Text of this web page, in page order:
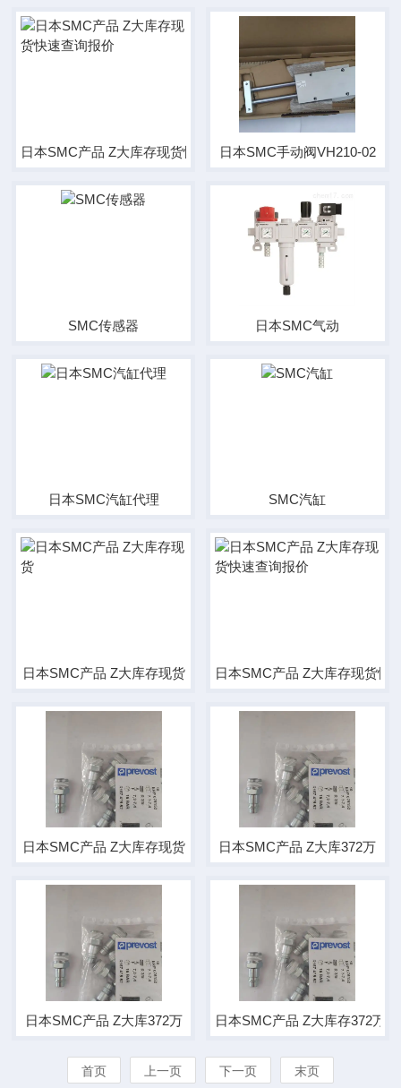
日本SMC产品 Z大库存现货快速查询报价日本SMC手动阀VH210-02
SMC传感器 日本SMC气动
日本SMC汽缸代理 SMC汽缸
日本SMC产品 Z大库存现货 日本SMC产品 Z大库存现货快
日本SMC产品 Z大库存现货 日本SMC产品 Z大库372万
日本SMC产品 Z大库372万 日本SMC产品 Z大库存372万
首页 上一页 下一页 末页